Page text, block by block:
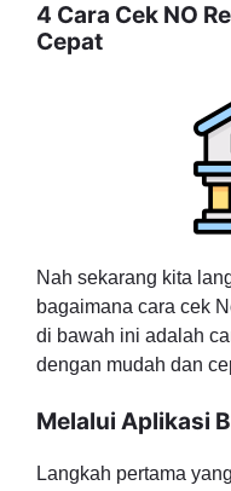
4 Cara Cek NO
Cepat
Nah sekarang kita
bagaimana cara cek
di bawah ini adalah
dengan mudah dan
Melalui Aplikasi
Langkah pertama